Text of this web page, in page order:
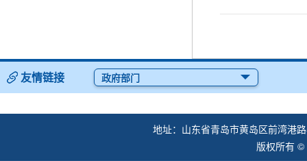
友情链接 政府部门
地址：山东省青岛市黄岛区前湾
版权所有 ©